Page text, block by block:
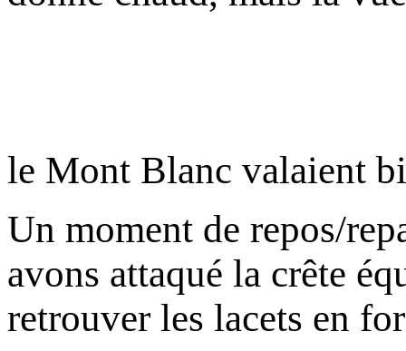
le Mont Blanc valaient
Un moment de repos/
avons attaqué la crête
retrouver les lacets en